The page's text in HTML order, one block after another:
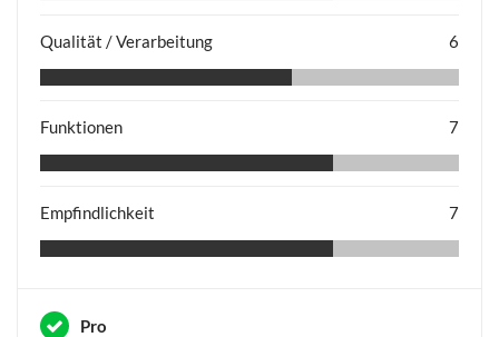
Qualität / Verarbeitung 6
Funktionen 7
Empfindlichkeit 7
Pro